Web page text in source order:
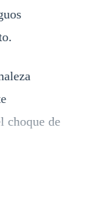
choque de